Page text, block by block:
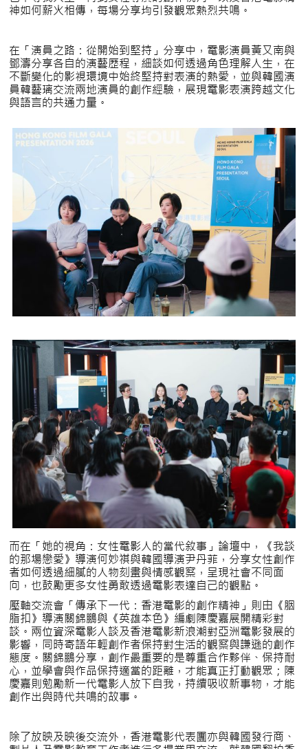
神如何薪火相傳，每場分享均引發觀眾熱烈共鳴。
在「演員之路：從開始到堅持」分享中，電影演員黃又南與
鄧濤分享各自的演藝歷程，細談如何透過角色理解人生，在
不斷變化的影視環境中始終堅持對表演的熱愛，並與韓國演
員韓藝璃交流兩地演員的創作經驗，展現電影表演跨越文化
與語言的共通力量。
而在「她的視角：女性電影人的當代敘事」論壇中，《我談
的那場戀愛》導演何妙祺與韓國導演尹丹菲，分享女性創作
者如何透過細膩的人物刻畫與情感觀察，呈現社會不同面
向，也鼓勵更多女性勇敢透過電影表達自己的觀點。
壓軸交流會「傳承下一代：香港電影的創作精神」則由《胭
脂扣》導演關錦鵬與《英雄本色》編劇陳慶嘉展開精彩對
談。兩位資深電影人談及香港電影新浪潮對亞洲電影發展的
影響，同時寄語年輕創作者保持對生活的觀察與謙遜的創作
態度。關錦鵬分享，創作最重要的是尊重合作夥伴、保持耐
心，並學會與作品保持適當的距離，才能真正打動觀眾；陳
慶嘉則勉勵新一代電影人放下自我，持續吸收新事物，才能
創作出與時代共鳴的故事。
除了放映及映後交流外，香港電影代表團亦與韓國發行商、